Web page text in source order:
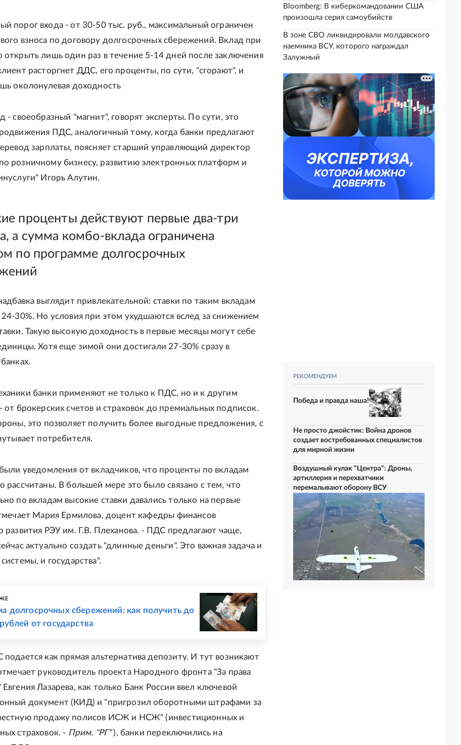
порог входа - от 30-50 тыс. руб., максимальный ограничен
взноса по договору долгосрочных сбережений. Вклад при
лишь один раз в течение 5-14 дней после заключения
расторгнет ДДС, его проценты, по сути, "сгорают", и
околонулевая доходность
- своеобразный "магнит", говорят эксперты. По сути, это
ПДС, аналогичный тому, когда банки предлагают
зарплаты, поясняет старший управляющий директор
розничному бизнесу, развитию электронных платформ и
Игорь Алутин.
проценты действуют первые два-три
а сумма комбо-вклада ограничена
по программе долгосрочных
выглядит привлекательной: ставки по таким вкладам
30%. Но условия при этом ухудшаются вслед за снижением
Такую высокую доходность в первые месяцы могут себе
Хотя еще зимой они достигали 27-30% сразу в
банки применяют не только к ПДС, но и к другим
от брокерских счетов и страховок до премиальных подписок.
это позволяет получить более выгодные предложения, с
потребителя.
уведомления от вкладчиков, что проценты по вкладам
рассчитаны. В большей мере это было связано с тем, что
по вкладам высокие ставки давались только на первые
Мария Ермилова, доцент кафедры финансов
развития РЭУ им. Г.В. Плеханова. - ПДС предлагают чаще,
актуально создать "длинные деньги". Это важная задача и
и государства".
долгосрочных сбережений: как получить до
от государства
как прямая альтернатива депозиту. И тут возникают
руководитель проекта Народного фронта "За права
Лазарева, как только Банк России ввел ключевой
документ (КИД) и "пригрозил оборотными штрафами за
продажу полисов ИСЖ и НСЖ" (инвестиционных и
страховок. - Прим. "РГ"), банки переключились на
Bloomberg: В киберкомандовании США
произошла серия самоубийств
В зоне СВО ликвидировали молдавского
наемника ВСУ, которого награждал
Залужный
РЕКОМЕНДУЕМ
Победа и правда наша!
Не просто джойстик: Война дронов
создает востребованных специалистов
для мирной жизни
Воздушный кулак "Центра": Дроны,
артиллерия и перехватчики
перемалывают оборону ВСУ